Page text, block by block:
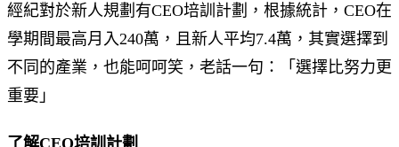
經紀對於新人規劃有CEO培訓計劃，根據統計，CEO在
學期間最高月入240萬，且新人平均7.4萬，其實選擇到
不同的產業，也能呵呵笑，老話一句：「選擇比努力更
重要」